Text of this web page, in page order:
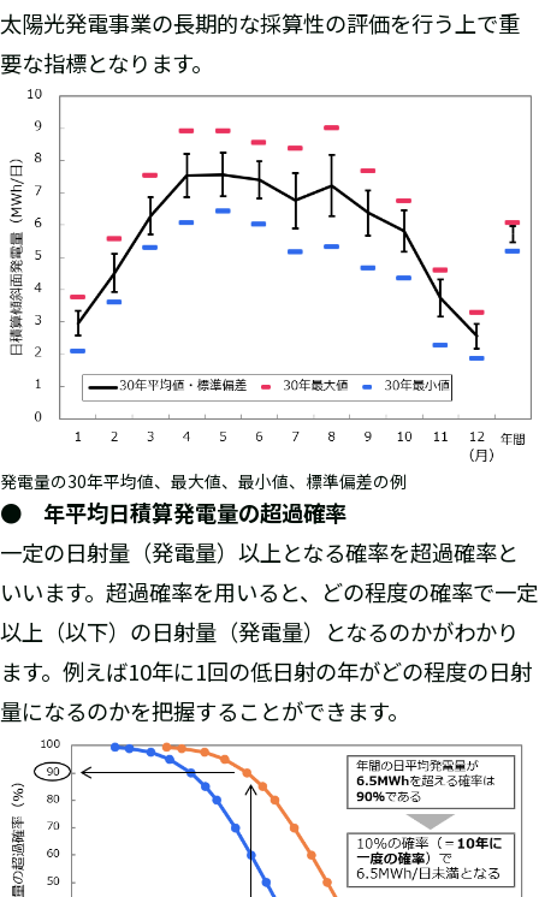
太陽光発電事業の長期的な採算性の評価を行う上で重
要な指標となります。
発電量の30年平均値、最大値、最小値、標準偏差の例
● 年平均日積算発電量の超過確率
一定の日射量（発電量）以上となる確率を超過確率と
いいます。超過確率を用いると、どの程度の確率で一定
以上（以下）の日射量（発電量）となるのかがわかり
ます。例えば10年に1回の低日射の年がどの程度の日射
量になるのかを把握することができます。